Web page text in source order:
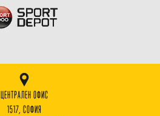
ЦЕНТРАЛЕН ОФИС
1517, СОФИЯ